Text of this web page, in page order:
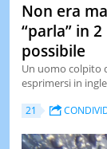
Non era
“parla” in
possibile
Un uomo colpito
esprimersi in
21